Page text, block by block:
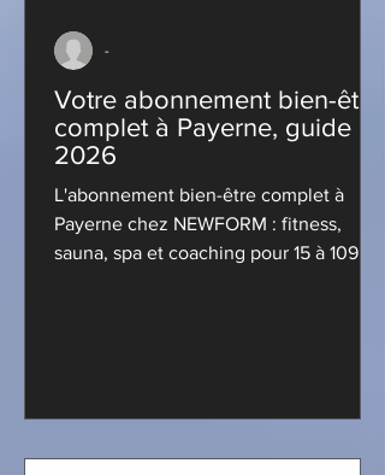
Votre abonnement bien-être
complet à Payerne, guide
2026
L'abonnement bien-être complet à
Payerne chez NEWFORM : fitness,
sauna, spa et coaching pour 15 à 109
-